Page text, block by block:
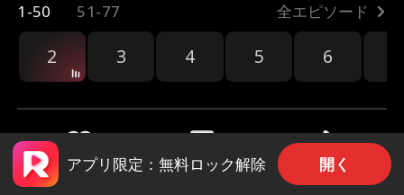
1-50 51-77 全エピソード
2 3 4 5 6
1.1k 2.2k 共有
アプリ限定：無料ロック解除 開く